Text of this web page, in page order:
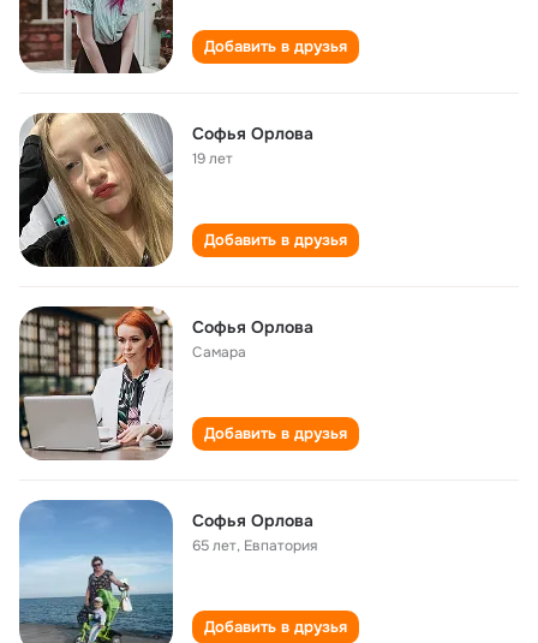
Добавить в друзья
Софья Орлова
19 лет
Добавить в друзья
Софья Орлова
Самара
Добавить в друзья
Софья Орлова
65 лет, Евпатория
Добавить в друзья